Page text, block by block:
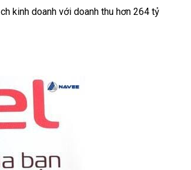
kinh doanh với doanh thu hơn 264 tỷ